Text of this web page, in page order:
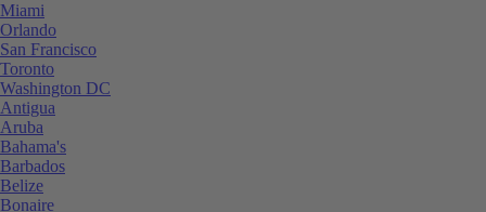
Miami
Orlando
San Francisco
Toronto
Washington DC
Antigua
Aruba
Bahama's
Barbados
Belize
Bonaire